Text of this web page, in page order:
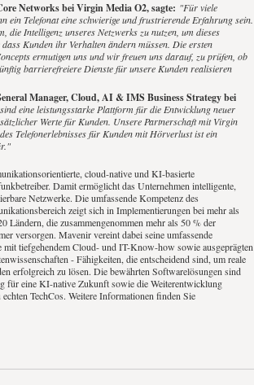
Networks bei Virgin Media O2, sagte: "Für viele
ein Telefonat eine schwierige und frustrierende Erfahrung sein.
die Intelligenz unseres Netzwerks zu nutzen, um dieses
Kunden ihr Verhalten ändern müssen. Die ersten
ermutigen uns und wir freuen uns darauf, zu prüfen, ob
barrierefreiere Dienste für unsere Kunden realisieren
Manager, Cloud, AI & IMS Business Strategy bei
eine leistungsstarke Plattform für die Entwicklung neuer
Werte für Kunden. Unsere Partnerschaft mit Virgin
Telefonerlebnisses für Kunden mit Hörverlust ist ein
cloud-native und KI-basierte
Damit ermöglicht das Unternehmen intelligente,
Netzwerke. Die umfassende Kompetenz des
zeigt sich in Implementierungen bei mehr als
Ländern, die zusammengenommen mehr als 50 % der
versorgen. Mavenir vereint dabei seine umfassende
mit tiefgehendem Cloud- und IT-Know-how sowie ausgeprägten
- Fähigkeiten, die entscheidend sind, um reale
erfolgreich zu lösen. Die bewährten Softwarelösungen sind
für eine KI-native Zukunft sowie die Weiterentwicklung
TechCos. Weitere Informationen finden Sie